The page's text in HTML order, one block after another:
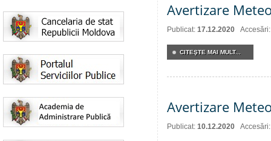
Avertizare
Publicat: 17.12.2020
CITEŞTE MAI MULT...
Avertizare
Publicat: 10.12.2020